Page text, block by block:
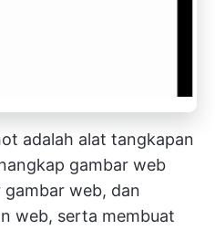
adalah alat tangkapan
gambar web
web, dan
web, serta membuat